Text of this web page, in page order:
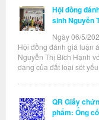
Hội đồng
sinh Nguyễn
Ngày 06/5/
Hội đồng đánh giá luận
Nguyễn Thị Bích Hạnh
dạng của đất loại sét
QR Giấy
phẩm: Ống